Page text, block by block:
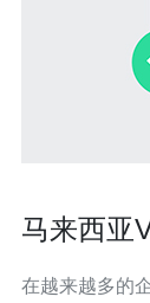
马来西亚
在越来越多的